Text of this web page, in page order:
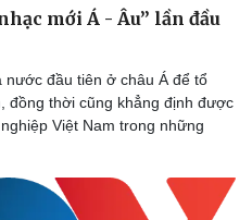
mới Á - Âu” lần đầu
nước đầu tiên ở châu Á để tổ
đồng thời cũng khẳng định được
Việt Nam trong những